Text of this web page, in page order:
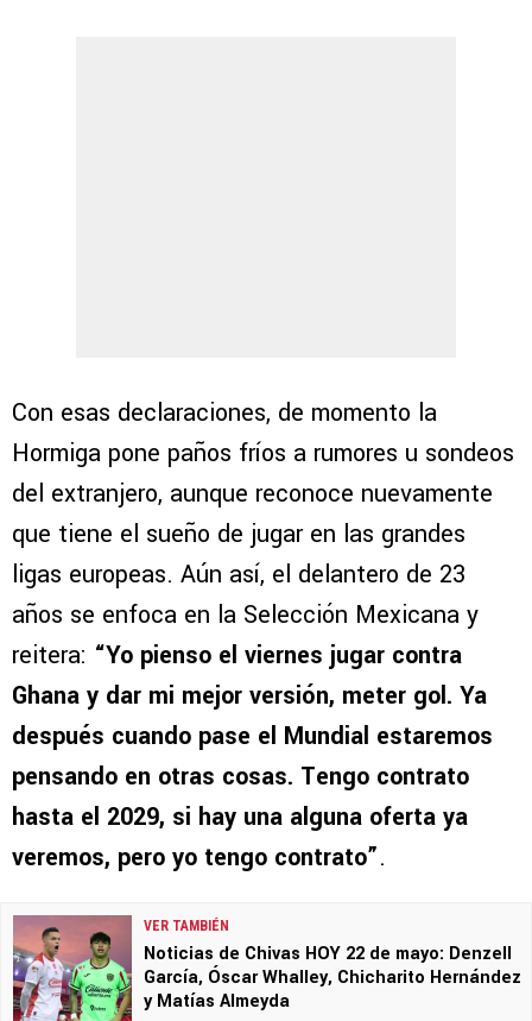
Con esas declaraciones, de momento la
Hormiga pone paños fríos a rumores u sondeos
del extranjero, aunque reconoce nuevamente
que tiene el sueño de jugar en las grandes
ligas europeas. Aún así, el delantero de 23
años se enfoca en la Selección Mexicana y
reitera: “Yo pienso el viernes jugar contra
Ghana y dar mi mejor versión, meter gol. Ya
después cuando pase el Mundial estaremos
pensando en otras cosas. Tengo contrato
hasta el 2029, si hay una alguna oferta ya
veremos, pero yo tengo contrato”.
VER TAMBIÉN
Noticias de Chivas HOY 22 de mayo: Denzell
García, Óscar Whalley, Chicharito Hernández
y Matías Almeyda